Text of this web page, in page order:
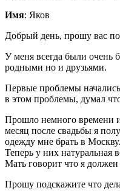
Имя: Яков
Добрый день, прошу вас
У меня всегда были очень
родными но и друзьями.
Первые проблемы
в этом проблемы, думал
Прошло немного времени
месяц после свадьбы я
одежду мне брать в
Теперь у них натуральная
Мать говорит что я
Прошу подскажите что